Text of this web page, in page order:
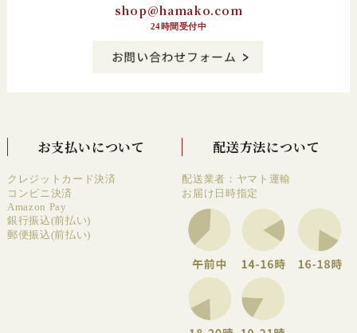
shop@hamako.com
24時間受付中
お支払いについて
クレジットカード決済
コンビニ決済
Amazon Pay
銀行振込(前払い)
郵便振込(前払い)
配送方法について
配送業者：ヤマト運輸
お届け日時指定